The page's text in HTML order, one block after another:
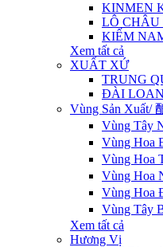
KINMEN
LÔ
KIẾM
Xem tất cả
XUẤT XỨ
TRUNG
ĐÀI LOAN
Vùng Sản Xuất/
Vùng Tây
Vùng Hoa
Vùng Hoa
Vùng Hoa
Vùng Hoa
Vùng Tây
Xem tất cả
Hương Vị